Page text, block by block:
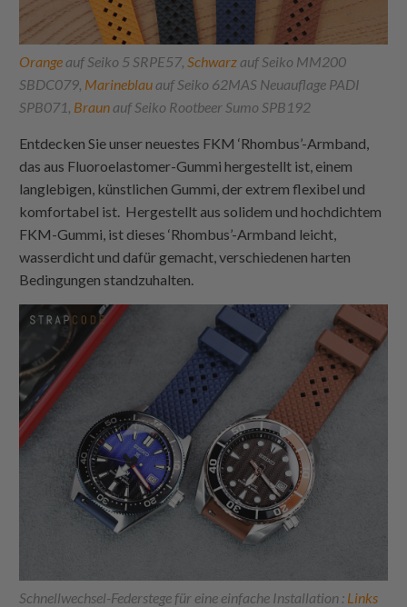
Orangeauf Seiko 5 SRPE57, Schwarzauf Seiko MM200
SBDC079, Marineblauauf Seiko 62MAS Neuauflage PADI
SPB071, Braunauf Seiko Rootbeer Sumo SPB192
Entdecken Sie unser neuestes FKM ‘Rhombus’-Armband,
das aus Fluoroelastomer-Gummi hergestellt ist, einem
langlebigen, künstlichen Gummi, der extrem flexibel und
komfortabel ist. Hergestellt aus solidem und hochdichtem
FKM-Gummi, ist dieses ‘Rhombus’-Armband leicht,
wasserdicht und dafür gemacht, verschiedenen harten
Bedingungen standzuhalten.
Schnellwechsel-Federstege für eine einfache Installation : Links